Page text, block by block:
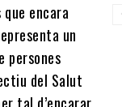
encara
un
persones
del Salut
tal d’encarar